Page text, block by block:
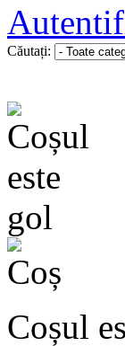
Căutați:
Coșul